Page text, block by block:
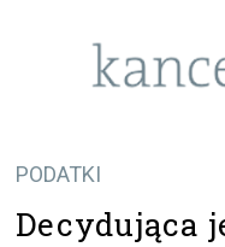
PODATKI
Decydująca